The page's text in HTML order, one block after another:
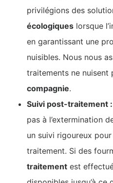
privilégions des
écologiques lorsque
en garantissant une
nuisibles. Nous nous
traitements ne nuisent
compagnie.
Suivi post-traitement :
pas à l’extermination
un suivi rigoureux
traitement. Si des
traitement est